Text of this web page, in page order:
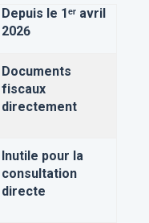
Depuis le 1ᵉʳ avril
2026
Documents
fiscaux
directement
Inutile pour la
consultation
directe